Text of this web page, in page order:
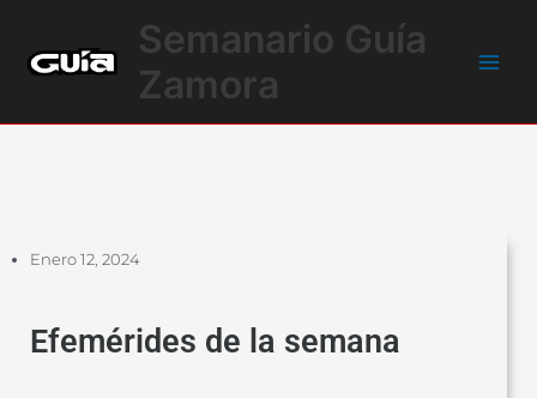
contenido
Semanario Guía
Zamora
Enero 12, 2024
Efemérides de la semana